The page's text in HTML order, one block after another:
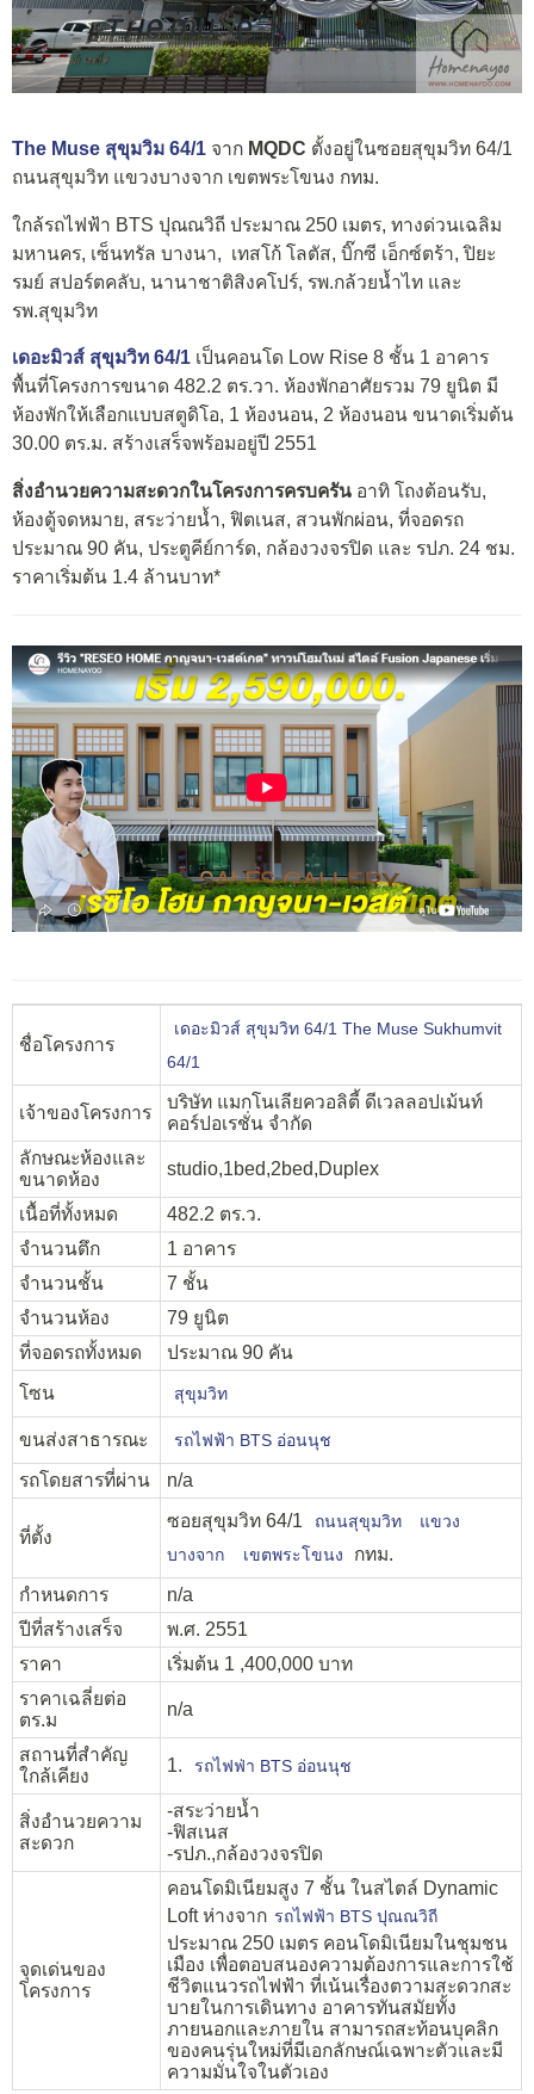
The Muse สุขุมวิม 64/1 จาก MQDC ตั้งอยู่ในซอยสุขุมวิท 64/1
ถนนสุขุมวิท แขวงบางจาก เขตพระโขนง กทม.
ใกล้รถไฟฟ้า BTS ปุณณวิถี ประมาณ 250 เมตร, ทางด่วนเฉลิม
มหานคร, เซ็นทรัล บางนา, เทสโก้ โลตัส, บิ๊กซี เอ็กซ์ตร้า, ปิยะ
รมย์ สปอร์ตคลับ, นานาชาติสิงคโปร์, รพ.กล้วยน้ำไท และ
รพ.สุขุมวิท
เดอะมิวส์ สุขุมวิท 64/1 เป็นคอนโด Low Rise 8 ชั้น 1 อาคาร
พื้นที่โครงการขนาด 482.2 ตร.วา. ห้องพักอาศัยรวม 79 ยูนิต มี
ห้องพักให้เลือกแบบสตูดิโอ, 1 ห้องนอน, 2 ห้องนอน ขนาดเริ่มต้น
30.00 ตร.ม. สร้างเสร็จพร้อมอยู่ปี 2551
สิ่งอำนวยความสะดวกในโครงการครบครัน อาทิ โถงต้อนรับ,
ห้องตู้จดหมาย, สระว่ายน้ำ, ฟิตเนส, สวนพักผ่อน, ที่จอดรถ
ประมาณ 90 คัน, ประตูคีย์การ์ด, กล้องวงจรปิด และ รปภ. 24 ชม.
ราคาเริ่มต้น 1.4 ล้านบาท*
ชื่อโครงการ
เดอะมิวส์ สุขุมวิท 64/1 The Muse Sukhumvit
64/1
เจ้าของโครงการ
บริษัท แมกโนเลียควอลิตี้ ดีเวลลอปเม้นท์
คอร์ปอเรชั่น จำกัด
ลักษณะห้องและ
ขนาดห้อง
studio,1bed,2bed,Duplex
เนื้อที่ทั้งหมด
482.2 ตร.ว.
จำนวนตึก
1 อาคาร
จำนวนชั้น
7 ชั้น
จำนวนห้อง
79 ยูนิต
ที่จอดรถทั้งหมด
ประมาณ 90 คัน
โซน
สุขุมวิท
ขนส่งสาธารณะ รถไฟฟ้า BTS อ่อนนุช
รถโดยสารที่ผ่าน n/a
ที่ตั้ง
ซอยสุขุมวิท 64/1 ถนนสุขุมวิท
แขวง
บางจาก
เขตพระโขนง
กทม.
กำหนดการ
n/a
ปีที่สร้างเสร็จ
พ.ศ. 2551
ราคา
เริ่มต้น 1 ,400,000 บาท
ราคาเฉลี่ยต่อ
ตร.ม
n/a
สถานที่สำคัญ
ใกล้เคียง
1. รถไฟฟ่า BTS อ่อนนุช
สิ่งอำนวยความ
สะดวก
-สระว่ายน้ำ
-ฟิสเนส
-รปภ.,กล้องวงจรปิด
จุดเด่นของ
โครงการ
คอนโดมิเนียมสูง 7 ชั้น ในสไตล์ Dynamic
Loft ห่างจาก รถไฟฟ้า BTS ปุณณวิถี
ประมาณ 250 เมตร คอนโดมิเนียมในชุมชน
เมือง เพื่อตอบสนองความต้องการและการใช้
ชีวิตแนวรถไฟฟ้า ที่เน้นเรื่องตวามสะดวกสะ
บายในการเดินทาง อาคารทันสมัยทั้ง
ภายนอกและภายใน สามารถสะท้อนบุคลิก
ของคนรุ่นใหม่ที่มีเอกลักษณ์เฉพาะตัวและมี
ความมั่นใจในตัวเอง